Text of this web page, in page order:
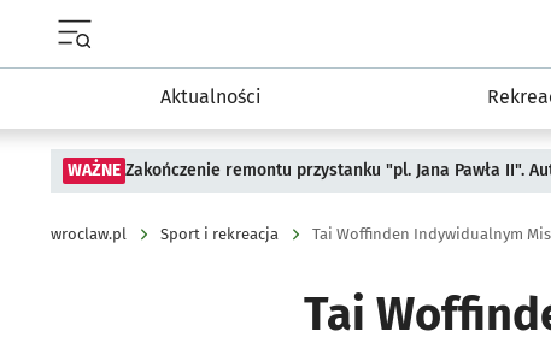
Aktualności
WAŻNE Zakończenie remontu przystanku "pl. Jana Pawła II".
wroclaw.pl Sport i rekreacja Tai Woffinden Indywidualnym
Tai